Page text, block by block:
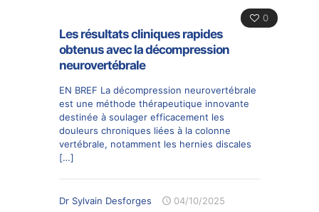
0
Les résultats cliniques rapides
obtenus avec la décompression
neurovertébrale
EN BREF La décompression neurovertébrale
est une méthode thérapeutique innovante
destinée à soulager efficacement les
douleurs chroniques liées à la colonne
vertébrale, notamment les hernies discales
[…]
Dr Sylvain Desforges 04/10/2025